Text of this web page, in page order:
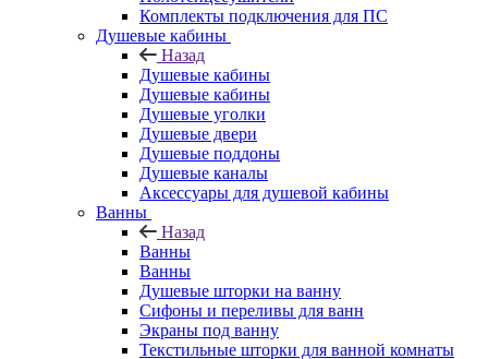
Комплекты подключения для ПС
Душевые кабины
Назад
Душевые кабины
Душевые кабины
Душевые уголки
Душевые двери
Душевые поддоны
Душевые каналы
Аксессуары для душевой кабины
Ванны
Назад
Ванны
Ванны
Душевые шторки на ванну
Сифоны и переливы для ванн
Экраны под ванну
Текстильные шторки для ванной комнаты